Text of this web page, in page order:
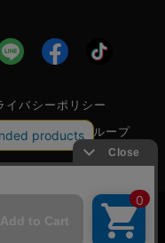
イバシーポリシー
示
フジヤグループ
カメラ店 古物商許可番
号
(Cookie)
用に関
承諾する